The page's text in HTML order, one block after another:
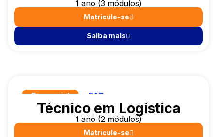
1 ano (3 módulos)
Matricule-se
Saiba mais
Presencial EAD
Técnico em Logística
1 ano (2 módulos)
Matricule-se